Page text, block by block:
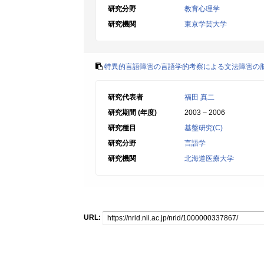
研究分野
教育心理学
研究機関
東京学芸大学
特異的言語障害の言語学的考察による文法障害の
研究代表者
福田 真二
研究期間 (年度)
2003 – 2006
研究種目
基盤研究(C)
研究分野
言語学
研究機関
北海道医療大学
URL: